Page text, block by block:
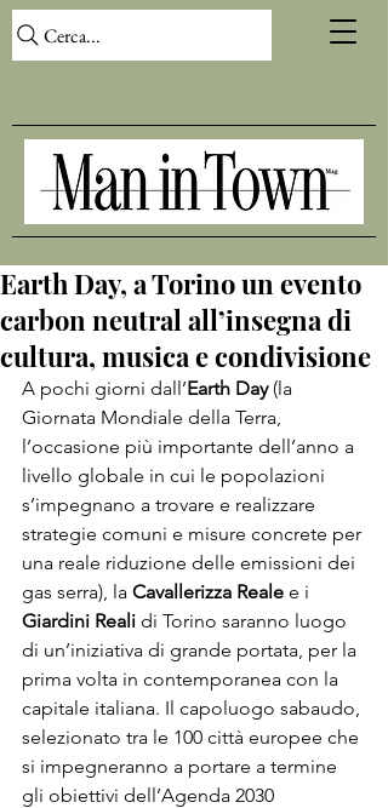
Cerca...
Earth Day, a Torino un evento
carbon neutral all’insegna di
cultura, musica e condivisione
A pochi giorni dall’Earth Day (la
Giornata Mondiale della Terra,
l’occasione più importante dell’anno a
livello globale in cui le popolazioni
s’impegnano a trovare e realizzare
strategie comuni e misure concrete per
una reale riduzione delle emissioni dei
gas serra), la Cavallerizza Reale e i
Giardini Reali di Torino saranno luogo
di un’iniziativa di grande portata, per la
prima volta in contemporanea con la
capitale italiana. Il capoluogo sabaudo,
selezionato tra le 100 città europee che
si impegneranno a portare a termine
gli obiettivi dell’Agenda 2030